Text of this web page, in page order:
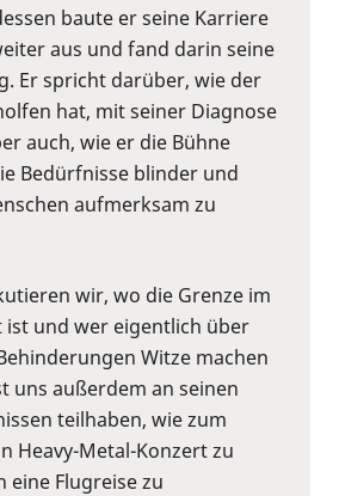
baute er seine Karriere
aus und fand darin seine
Er spricht darüber, wie der
hat, mit seiner Diagnose
auch, wie er die Bühne
Bedürfnisse blinder und
aufmerksam zu
wir, wo die Grenze im
und wer eigentlich über
Witze machen
uns außerdem an seinen
teilhaben, wie zum
Heavy-Metal-Konzert zu
eine Flugreise zu